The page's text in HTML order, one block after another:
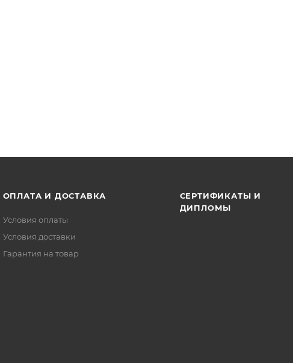
ОПЛАТА И ДОСТАВКА
Условия оплаты
Условия доставки
Гарантия на товар
СЕРТИФИКАТЫ И
ДИПЛОМЫ